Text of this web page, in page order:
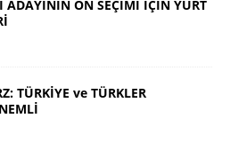
ADAYININ ÖN SEÇİMİ İÇİN YURT
TÜRKİYE ve TÜRKLER